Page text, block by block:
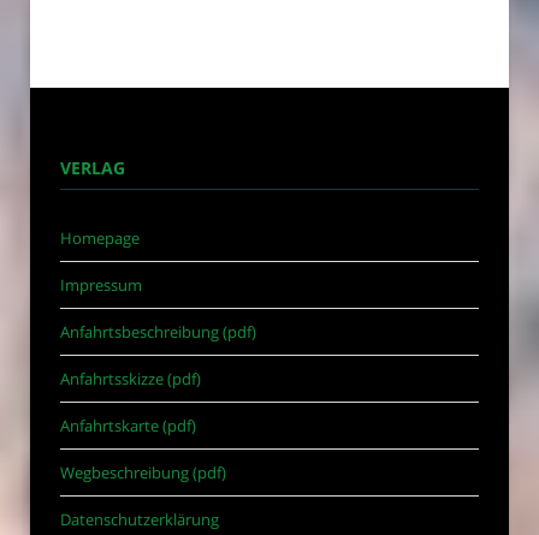
VERLAG
Homepage
Impressum
Anfahrtsbeschreibung (pdf)
Anfahrtsskizze (pdf)
Anfahrtskarte (pdf)
Wegbeschreibung (pdf)
Datenschutzerklärung